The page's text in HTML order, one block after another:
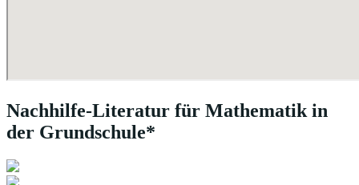
Nachhilfe-Literatur für Mathematik in
der Grundschule*